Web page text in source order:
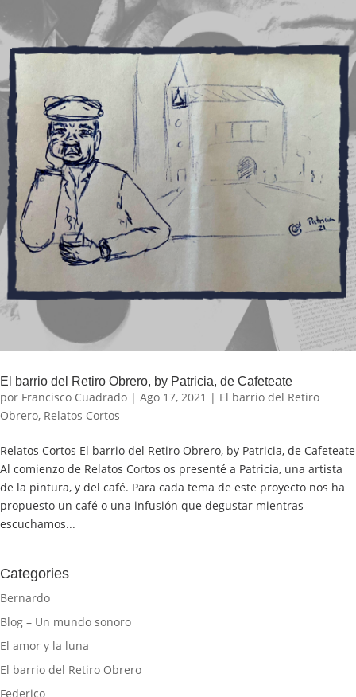
El barrio del Retiro Obrero, by Patricia, de Cafeteate
por Francisco Cuadrado | Ago 17, 2021 | El barrio del Retiro
Obrero, Relatos Cortos
Relatos Cortos El barrio del Retiro Obrero, by Patricia, de Cafeteate
Al comienzo de Relatos Cortos os presenté a Patricia, una artista
de la pintura, y del café. Para cada tema de este proyecto nos ha
propuesto un café o una infusión que degustar mientras
escuchamos...
Categories
Bernardo
Blog – Un mundo sonoro
El amor y la luna
El barrio del Retiro Obrero
Federico